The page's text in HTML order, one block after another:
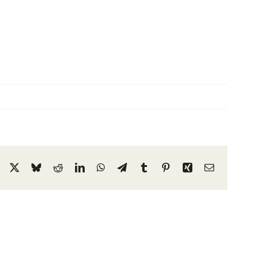
Facebook
X BlueskyRedditLinkedInWhatsApp
TelegramTumblrPinterestXing Email